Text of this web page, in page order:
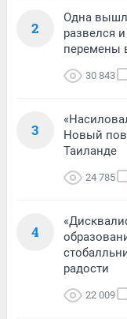
2
Одна
развелся
перемены
30 843
3
Новый
Таиланде
24 785
4
радости
22 009